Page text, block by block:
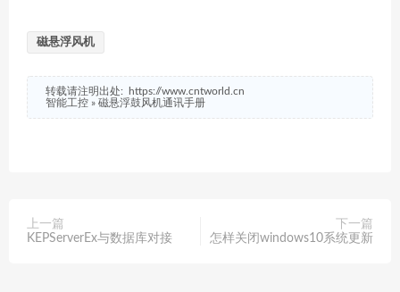
磁悬浮风机
转载请注明出处:
https://www.cntworld.cn
智能工控 » 磁悬浮鼓风机通讯手册
上一篇
KEPServerEx与数据库对接
下一篇
怎样关闭windows10系统更新